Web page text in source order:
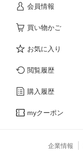
会員情報
買い物かご
お気に入り
閲覧履歴
購入履歴
myクーポン
企業情報